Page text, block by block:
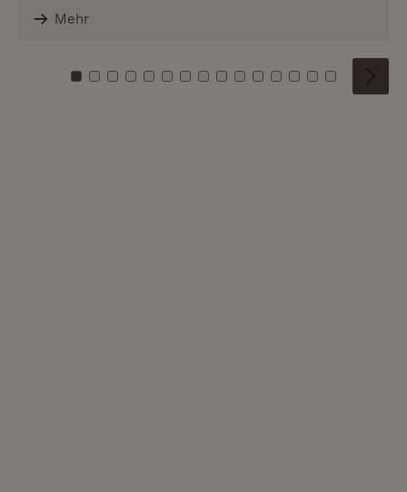
Mehr
Zu Kachel: 0
Zu Kachel: 1
Zu Kachel: 2
Zu Kachel: 3
Zu Kachel: 4
Zu Kachel: 5
Zu Kachel: 6
Zu Kachel: 7
Zu Kachel: 8
Zu Kachel: 9
Zu Kachel: 10
Zu Kachel: 11
Zu Kachel: 12
Zu Kachel:
Zu